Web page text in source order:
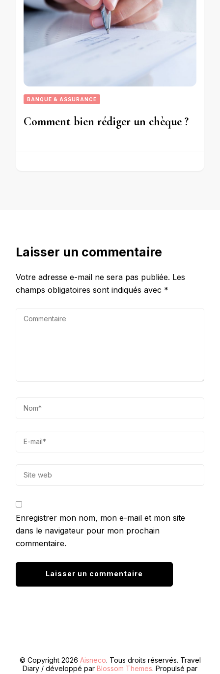
BANQUE & ASSURANCE
Comment bien rédiger un chèque ?
Laisser un commentaire
Votre adresse e-mail ne sera pas publiée. Les
champs obligatoires sont indiqués avec *
Enregistrer mon nom, mon e-mail et mon site
dans le navigateur pour mon prochain
commentaire.
© Copyright 2026 Aisneco. Tous droits réservés. Travel
Diary / développé par Blossom Themes. Propulsé par